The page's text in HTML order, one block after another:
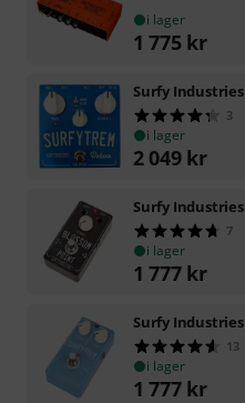
i lager
1 775 kr
Surfy Industries
3
i lager
2 049 kr
Surfy Industries
7
i lager
1 777 kr
Surfy Industries
13
i lager
1 777 kr